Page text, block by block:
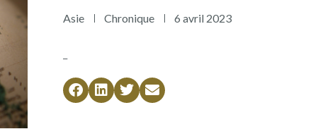
Asie Chronique 6 avril 2023